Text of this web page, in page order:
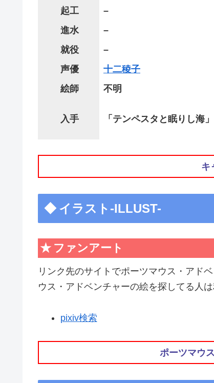
起工
–
進水
–
就役
–
声優
十二稜子
絵師
不明
入手 「テンペスタと眠りし海
キ
イラスト-ILLUST-
ファンアート
リンク先のサイトでポーツマウス・アド
ウス・アドベンチャーの絵を探してる人
pixiv検索
ポーツマウ